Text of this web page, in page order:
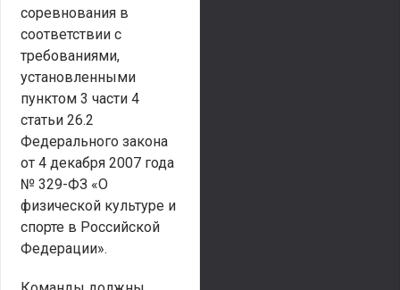
соревнования в
соответствии с
требованиями,
установленными
пунктом 3 части 4
статьи 26.2
Федерального закона
от 4 декабря 2007 года
№ 329-ФЗ «О
физической культуре и
спорте в Российской
Федерации».